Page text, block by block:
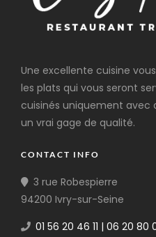
Une excellente cuisine
les plats qui vous seront
cuisinés uniquement avec
un vrai gage de qualité.
CONTACT INFO
3 rue Robespierre
94200 Ivry-sur-Seine
01 56 20 46 11 | 06 20 80